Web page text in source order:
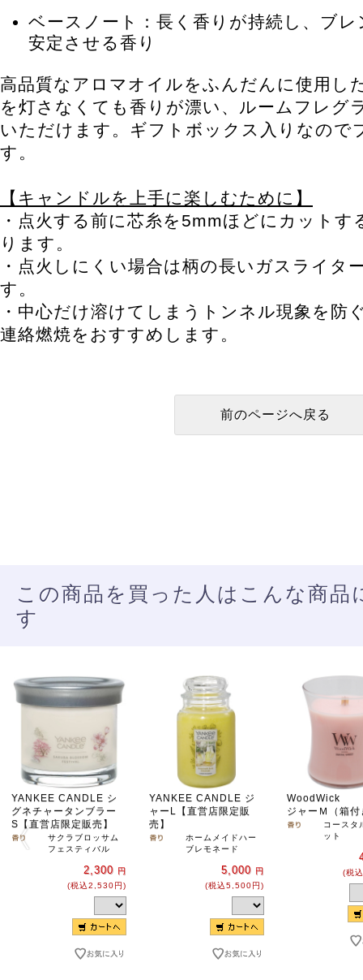
ベースノート：長く香りが持続し、ブ
安定させる香り
高品質なアロマオイルをふんだんに使用し
を灯さなくても香りが漂い、ルームフレグ
いただけます。ギフトボックス入りなので
す。
【キャンドルを上手に楽しむために】
・点火する前に芯糸を5mmほどにカット
ります。
・点火しにくい場合は柄の長いガスライタ
す。
・中心だけ溶けてしまうトンネル現象を防
連絡燃焼をおすすめします。
この商品を買った人はこんな商品
す
YANKEE CANDLE シ
グネチャータンブラー
S【直営店限定販売】
サクラブロッサム
フェスティバル
2,300 円
(税込2,530円)
YANKEE CANDLE ジ
ャーL【直営店限定販
売】
ホームメイドハー
ブレモネード
5,000 円
(税込5,500円)
WoodWick
ジャーＭ（箱付
コースタ
ット
(税